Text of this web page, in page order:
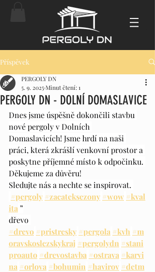
Příspěvek
PERGOLY DN - DOLNÍ DOMASLAVICE
PERGOLY DN
5. 9. 2025Minut čtení: 1
Dnes jsme úspěšně dokončili stavbu
nové pergoly v Dolních
Domaslavicích! Jsme hrdí na naši
práci, která zkrášlí venkovní prostor a
poskytne příjemné místo k odpočinku.
Děkujeme za důvěru!
Sledujte nás a nechte se inspirovat.
#pergoly #zacateksezony #wow #kval
ita ”
dřevo
#drevo #pristresky #pergola #kvh #m
oravskoslezskykraj #pergolydn #stani
proauto #drevostavba #ostrava #karvi
na #orlova #bohumin #havirov #detm